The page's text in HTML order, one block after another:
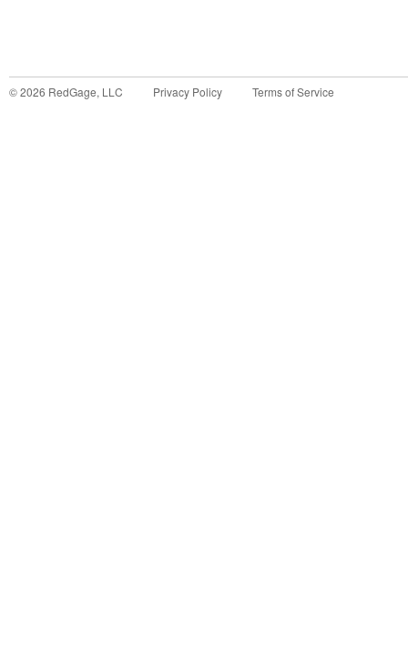
©2026 RedGage, LLC Privacy Policy Terms of Service